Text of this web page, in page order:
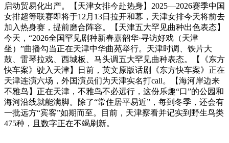
启动贸易化出产。【天津女排今赴热身】2025—2026赛季中国
女排超等联赛即将于12月13日拉开和幕，天津女排今天将前去
加入热身赛，提前磨合阵容。【天津五大罕见曲种出色表态】
今天，“2026全国罕见剧种新春嘉韶华·寻访好戏（天津
坐）”曲播勾当正在天津中华曲苑举行。天津时调、铁片大
鼓、雷琴拉戏、西城板、马头调五大罕见曲种表态。【《东方
快车案》驶入天津】日前，英文原版话剧《东方快车案》正在
天津连演六场，外国演员们为天津实名打call。【海河岸边来
不雅鸟】正在天津，不雅鸟不必远行，这份乐趣“口”的公园和
海河沿线就能满脚。除了“常住居平易近”，每到冬季，还会有
一批远方“宾客”如期而至。目前，天津察看并记实到野生鸟类
475种，且数字正在不竭刷新。